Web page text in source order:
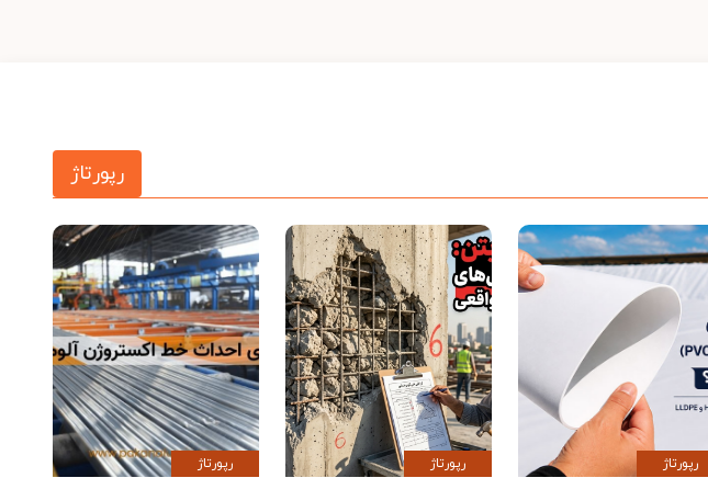
رپورتاژ
رپورتاژ رپورتاژ رپورتاژ